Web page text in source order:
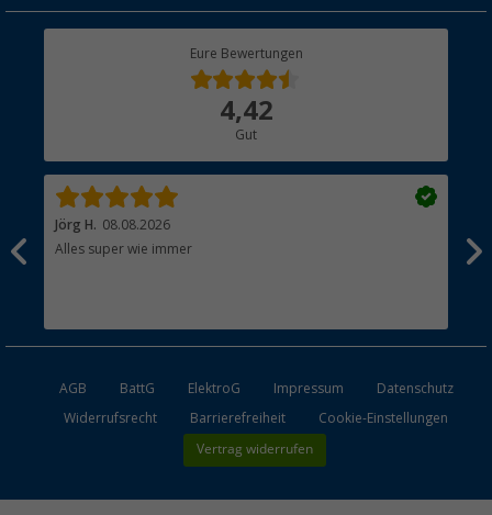
Rücksendung
Eure Bewertungen
4,42
Gut
Jörg H. 08.08.2026
Alles super wie immer
AGB BattG ElektroG Impressum
Datenschutz
Widerrufsrecht
Barrierefreiheit Cookie-Einstellungen
Vertrag widerrufen